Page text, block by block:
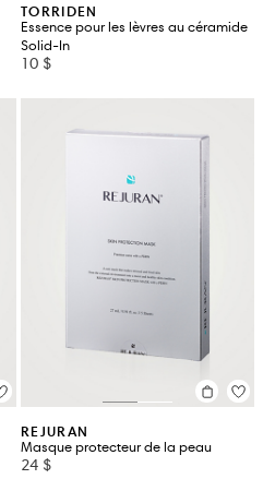
TORRIDEN
Essence pour les lèvres au céramide
Solid-In
10 $
REJURAN
Masque protecteur de la peau
24 $